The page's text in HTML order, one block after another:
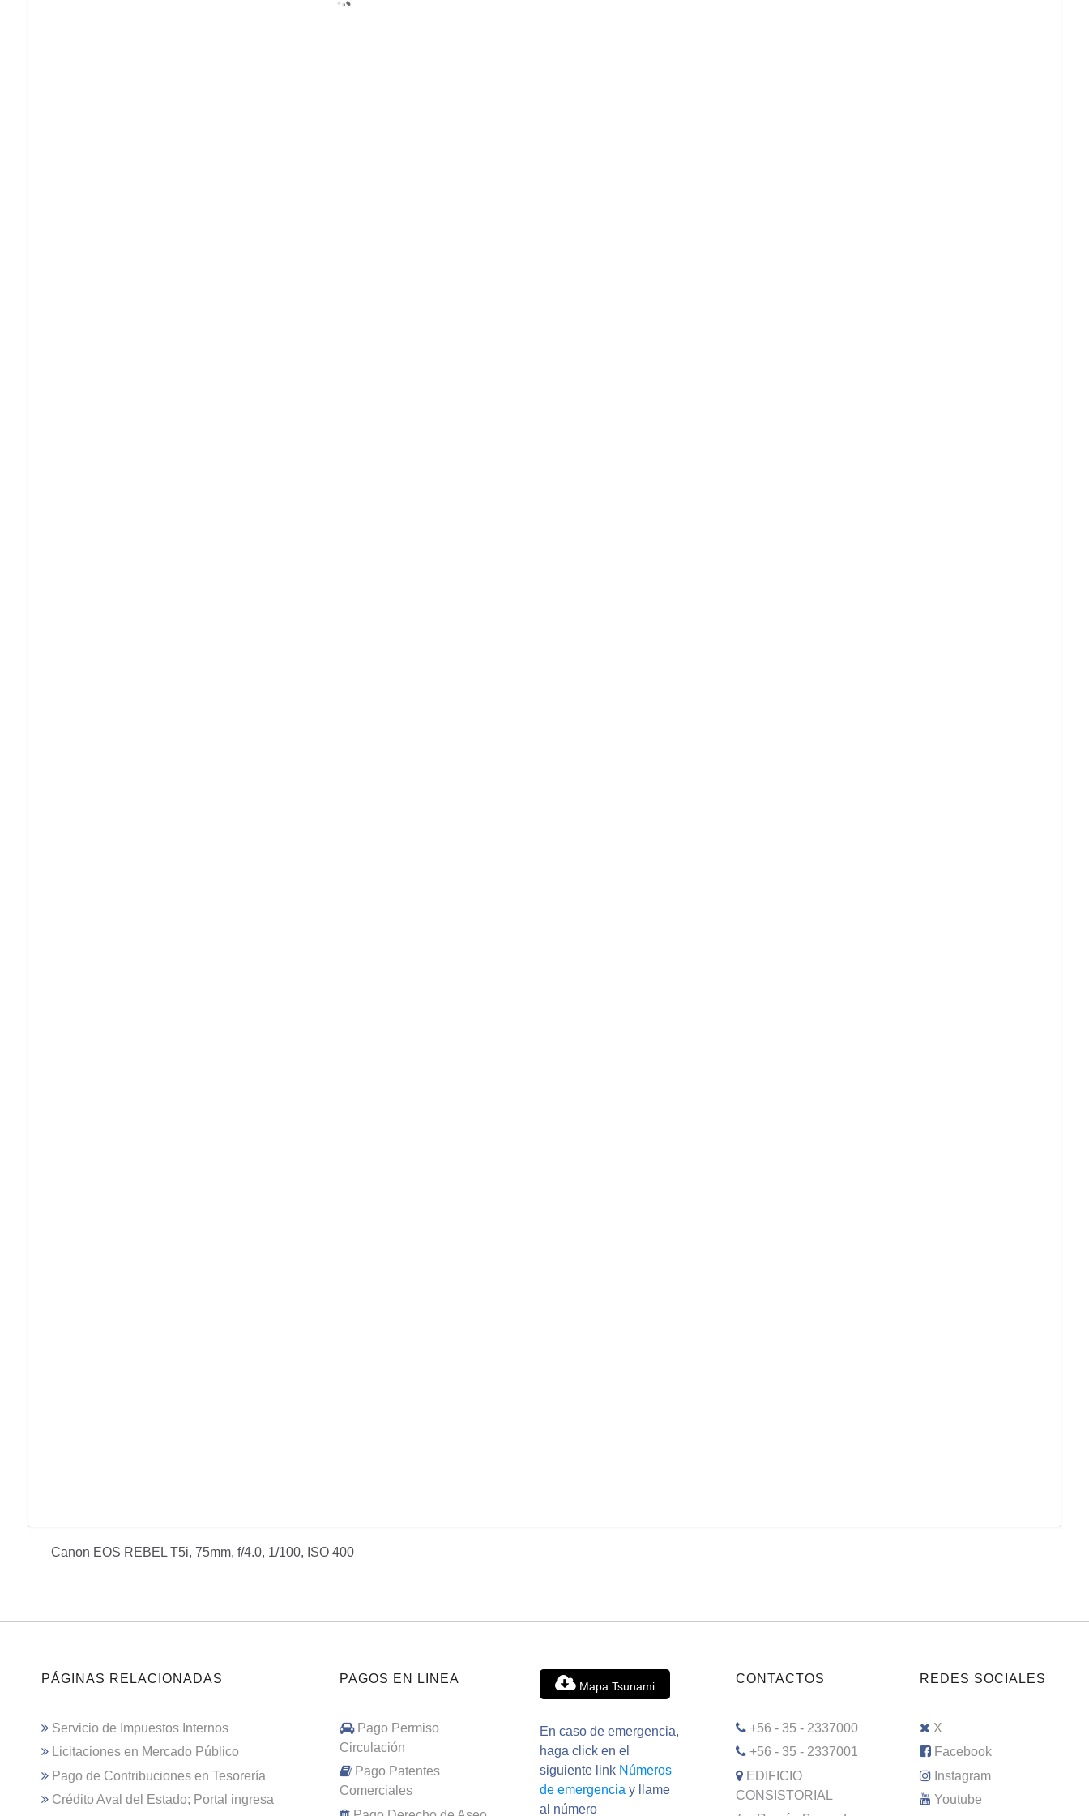
Canon EOS REBEL T5i, 75mm, f/4.0, 1/100, ISO 400
PÁGINAS RELACIONADAS
Servicio de Impuestos Internos
Licitaciones en Mercado Público
Pago de Contribuciones en Tesorería
Crédito Aval del Estado; Portal ingresa
PAGOS EN LINEA
Pago Permiso
Circulación
Pago Patentes
Comerciales
Mapa Tsunami
En caso de emergencia,
haga click en el
siguiente link Números
de emergencia y llame
al número
CONTACTOS
+56 - 35 - 2337000
+56 - 35 - 2337001
EDIFICIO
CONSISTORIAL
REDES SOCIALES
X
Facebook
Instagram
Youtube